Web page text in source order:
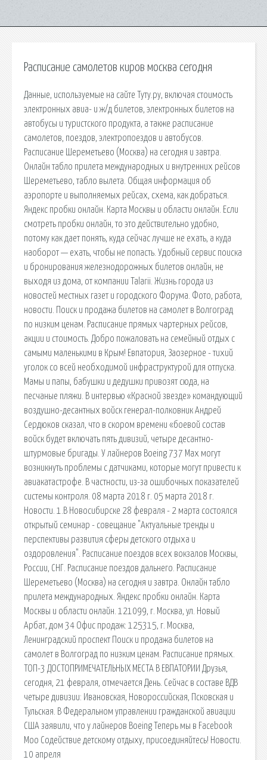
Расписание самолетов киров москва сегодня
Данные, используемые на сайте Туту.ру, включая стоимость
электронных авиа- и ж/д билетов, электронных билетов на
автобусы и туристского продукта, а также расписание
самолетов, поездов, электропоездов и автобусов.
Расписание Шереметьево (Москва) на сегодня и завтра.
Онлайн табло прилета международных и внутренних рейсов
Шереметьево, табло вылета. Общая информация об
аэропорте и выполняемых рейсах, схема, как добраться.
Яндекс пробки онлайн. Карта Москвы и области онлайн. Если
смотреть пробки онлайн, то это действительно удобно,
потому как дает понять, куда сейчас лучше не ехать, а куда
наоборот — ехать, чтобы не попасть. Удобный сервис поиска
и бронирования железнодорожных билетов онлайн, не
выходя из дома, от компании Talarii. Жизнь города из
новостей местных газет и городского Форума. Фото, работа,
новости. Поиск и продажа билетов на самолет в Волгоград
по низким ценам. Расписание прямых чартерных рейсов,
акции и стоимость. Добро пожаловать на семейный отдых с
самыми маленькими в Крым! Евпатория, Заозерное - тихий
уголок со всей необходимой инфраструктурой для отпуска.
Мамы и папы, бабушки и дедушки привозят сюда, на
песчаные пляжи. В интервью «Красной звезде» командующий
воздушно-десантных войск генерал-полковник Андрей
Сердюков сказал, что в скором времени «боевой состав
войск будет включать пять дивизий, четыре десантно-
штурмовые бригады. У лайнеров Boeing 737 Max могут
возникнуть проблемы с датчиками, которые могут привести к
авиакатастрофе. В частности, из-за ошибочных показателей
системы контроля. 08 марта 2018 г. 05 марта 2018 г.
Новости. 1.В Новосибирске 28 февраля - 2 марта состоялся
открытый семинар - совещание "Актуальные тренды и
перспективы развития сферы детского отдыха и
оздоровления". Расписание поездов всех вокзалов Москвы,
России, СНГ. Расписание поездов дальнего. Расписание
Шереметьево (Москва) на сегодня и завтра. Онлайн табло
прилета международных. Яндекс пробки онлайн. Карта
Москвы и области онлайн. 121099, г. Москва, ул. Новый
Арбат, дом 34 Офис продаж: 125315, г. Москва,
Ленинградский проспект Поиск и продажа билетов на
самолет в Волгоград по низким ценам. Расписание прямых.
ТОП-3 ДОСТОПРИМЕЧАТЕЛЬНЫХ МЕСТА В ЕВПАТОРИИ Друзья,
сегодня, 21 февраля, отмечается День. Сейчас в составе ВДВ
четыре дивизии: Ивановская, Новороссийская, Псковская и
Тульская. В Федеральном управлении гражданской авиации
США заявили, что у лайнеров Boeing Теперь мы в Facebook
Моо Содействие детскому отдыху, присоединяйтесь! Новости.
10 апреля